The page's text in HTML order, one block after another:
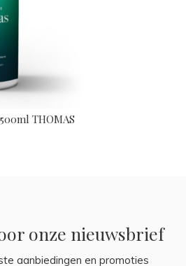
THOMAS
onze nieuwsbrief
aanbiedingen en promoties